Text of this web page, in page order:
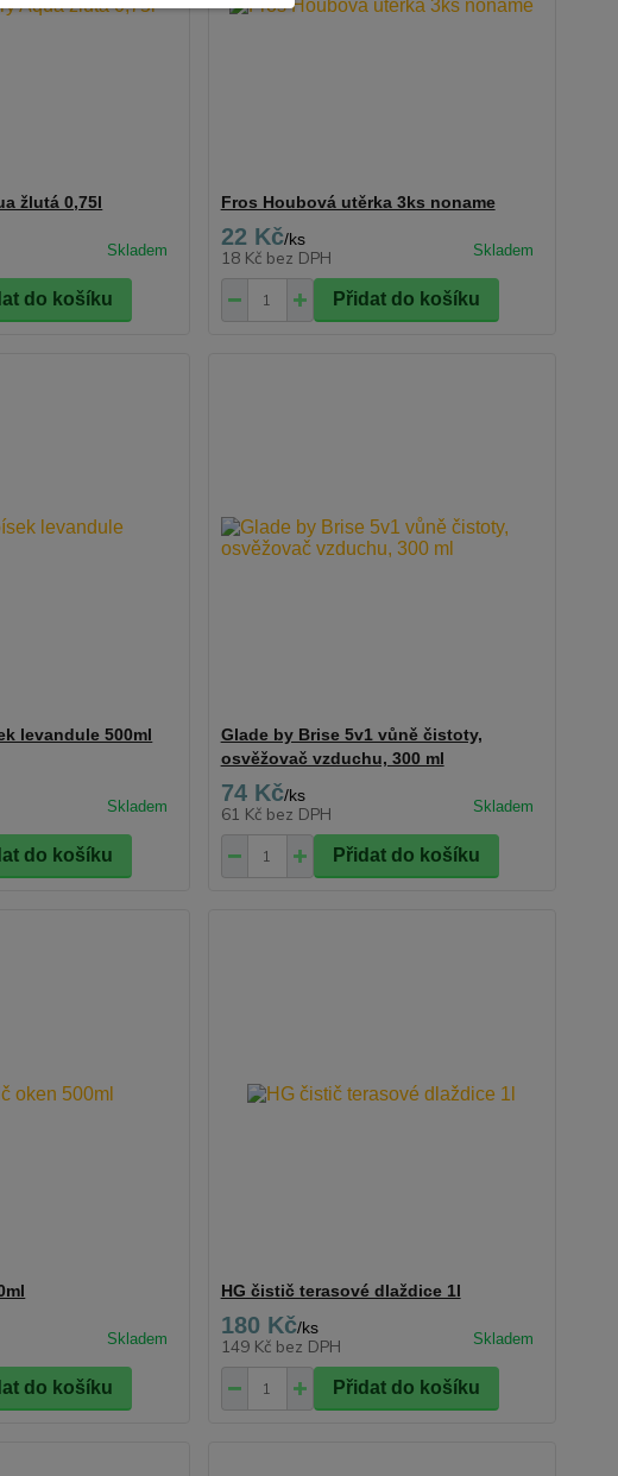
žlutá 0,75l
do košíku
Fros Houbová utěrka 3ks noname
22 Kč/ks
18 Kč bez DPH
Přidat do košíku
levandule 500ml
do košíku
Glade by Brise 5v1 vůně čistoty,
osvěžovač vzduchu, 300 ml
74 Kč/ks
61 Kč bez DPH
Přidat do košíku
do košíku
HG čistič terasové dlaždice 1l
180 Kč/ks
149 Kč bez DPH
Přidat do košíku